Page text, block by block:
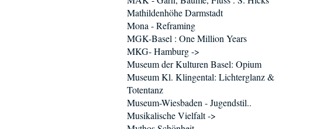
Mathildenhöhe Darmstadt
Mona - Reframing
MGK-Basel : One Million Years
MKG- Hamburg ->
Museum der Kulturen Basel: Opium
Museum Kl. Klingental: Lichterglanz &
Totentanz
Museum-Wiesbaden - Jugendstil..
Musikalische Vielfalt ->